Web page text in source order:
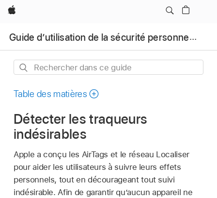
Apple
Guide d’utilisation de la sécurité personnelle d’Apple
Rechercher
ce
Table des matières
Détecter les traqueurs
indésirables
Apple a conçu les AirTags et le réseau Localiser
pour aider les utilisateurs à suivre leurs effets
personnels, tout en décourageant tout suivi
indésirable. Afin de garantir qu’aucun appareil ne